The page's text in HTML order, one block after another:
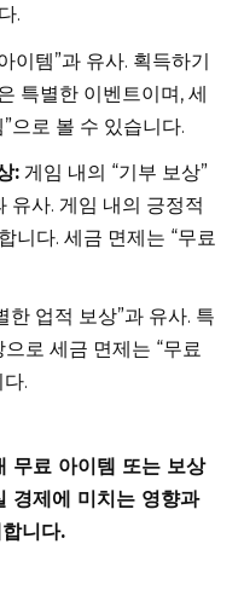
.
이템”과 유사. 획득하기
특별한 이벤트이며, 세
으로 볼 수 있습니다.
: 게임 내의 “기부 보상”
유사. 게임 내의 긍정적
니다. 세금 면제는 “무료
한 업적 보상”과 유사. 특
로 세금 면제는 “무료
.
무료 아이템 또는 보상
경제에 미치는 영향과
니다.